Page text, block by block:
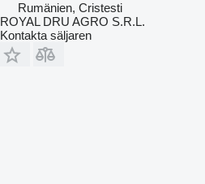
Rumänien, Cristesti
ROYAL DRU AGRO S.R.L.
Kontakta säljaren